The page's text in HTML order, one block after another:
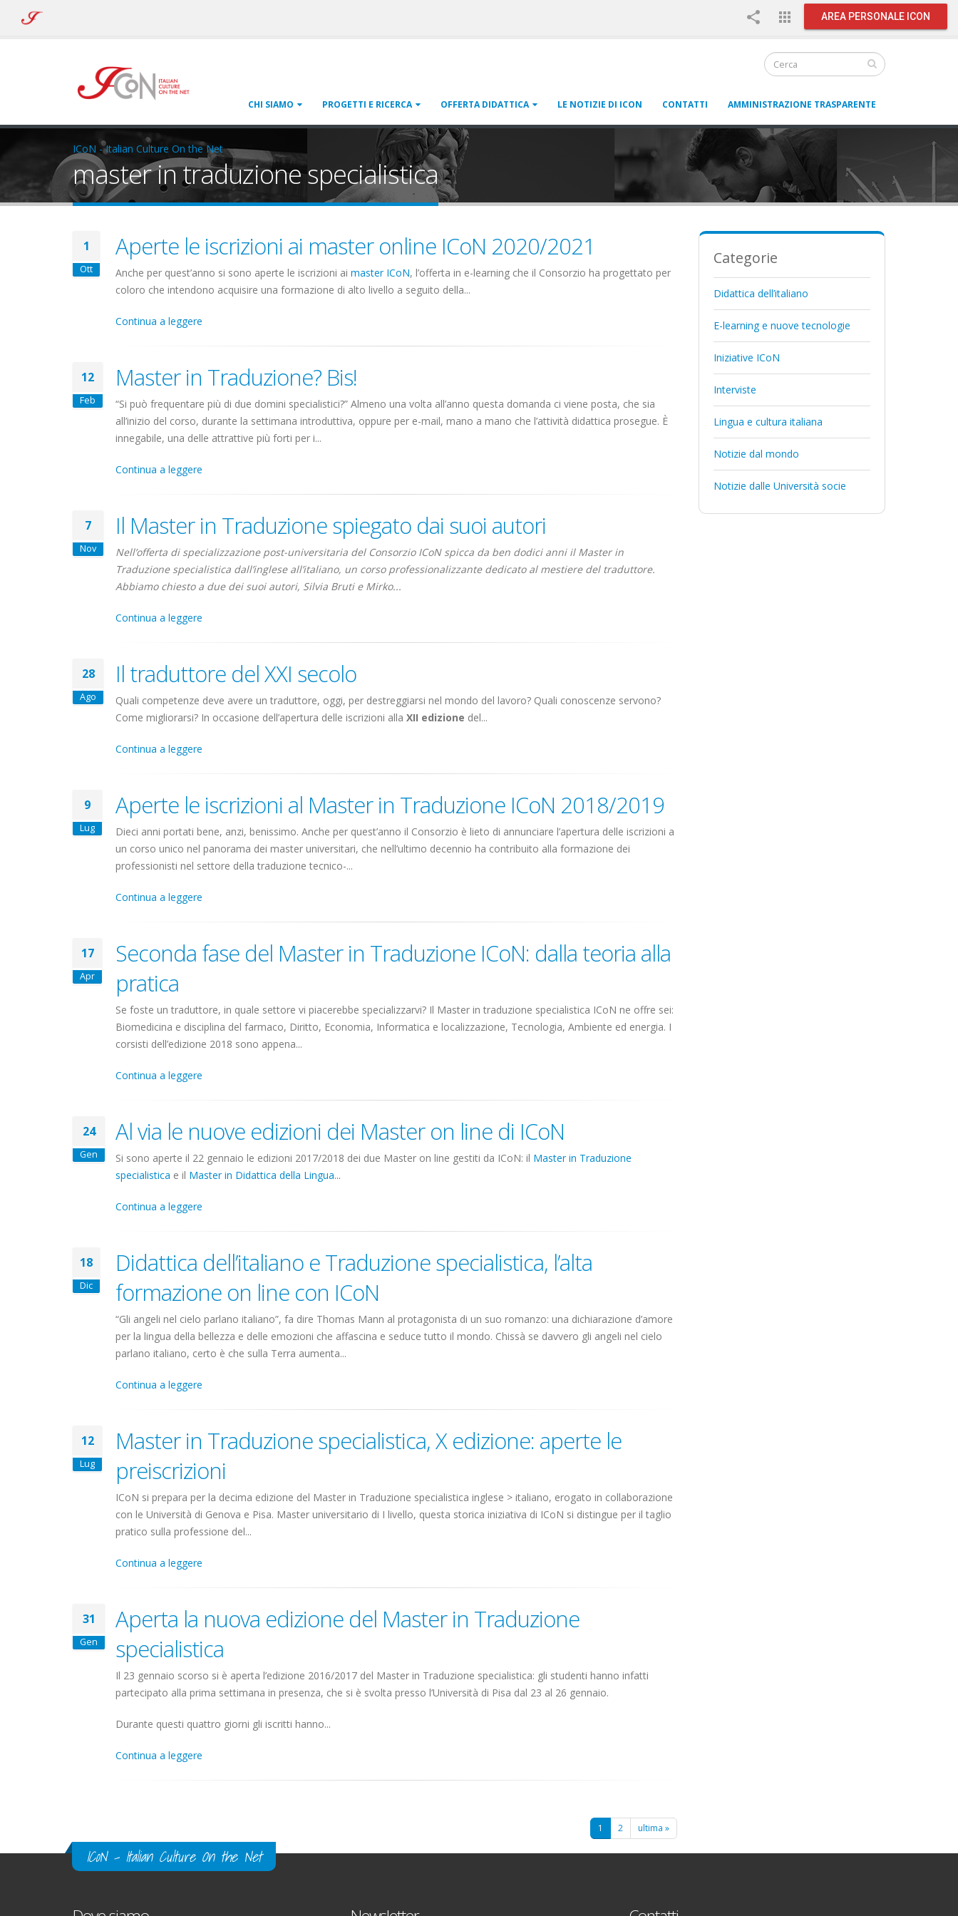
ICoN
share apps AREA PERSONALE ICON
CHI SIAMO PROGETTI E RICERCA OFFERTA DIDATTICA LE NOTIZIE DI ICON CONTATTI AMMINISTRAZIONE TRASPARENTE
ICoN - Italian Culture On the Net
master in traduzione specialistica
1
Ott
Aperte le iscrizioni ai master online ICoN 2020/2021
Anche per quest’anno si sono aperte le iscrizioni ai master ICoN, l’offerta in e-learning che il Consorzio ha progettato per
coloro che intendono acquisire una formazione di alto livello a seguito della...
Continua a leggere
12
Feb
Master in Traduzione? Bis!
“Si può frequentare più di due domini specialistici?” Almeno una volta all’anno questa domanda ci viene posta, che sia
all’inizio del corso, durante la settimana introduttiva, oppure per e-mail, mano a mano che l’attività didattica prosegue. È
innegabile, una delle attrattive più forti per i...
Continua a leggere
7
Nov
Il Master in Traduzione spiegato dai suoi autori
Nell’offerta di specializzazione post-universitaria del Consorzio ICoN spicca da ben dodici anni il Master in
Traduzione specialistica dall’inglese all’italiano, un corso professionalizzante dedicato al mestiere del traduttore.
Abbiamo chiesto a due dei suoi autori, Silvia Bruti e Mirko...
Continua a leggere
28
Ago
Il traduttore del XXI secolo
Quali competenze deve avere un traduttore, oggi, per destreggiarsi nel mondo del lavoro? Quali conoscenze servono?
Come migliorarsi? In occasione dell’apertura delle iscrizioni alla XII edizione del...
Continua a leggere
9
Lug
Aperte le iscrizioni al Master in Traduzione ICoN 2018/2019
Dieci anni portati bene, anzi, benissimo. Anche per quest’anno il Consorzio è lieto di annunciare l’apertura delle iscrizioni a
un corso unico nel panorama dei master universitari, che nell’ultimo decennio ha contribuito alla formazione dei
professionisti nel settore della traduzione tecnico-...
Continua a leggere
17
Apr
Seconda fase del Master in Traduzione ICoN: dalla teoria alla
pratica
Se foste un traduttore, in quale settore vi piacerebbe specializzarvi? Il Master in traduzione specialistica ICoN ne offre sei:
Biomedicina e disciplina del farmaco, Diritto, Economia, Informatica e localizzazione, Tecnologia, Ambiente ed energia. I
corsisti dell’edizione 2018 sono appena...
Continua a leggere
24
Gen
Al via le nuove edizioni dei Master on line di ICoN
Si sono aperte il 22 gennaio le edizioni 2017/2018 dei due Master on line gestiti da ICoN: il Master in Traduzione
specialistica e il Master in Didattica della Lingua...
Continua a leggere
18
Dic
Didattica dell’italiano e Traduzione specialistica, l’alta
formazione on line con ICoN
“Gli angeli nel cielo parlano italiano”, fa dire Thomas Mann al protagonista di un suo romanzo: una dichiarazione d’amore
per la lingua della bellezza e delle emozioni che affascina e seduce tutto il mondo. Chissà se davvero gli angeli nel cielo
parlano italiano, certo è che sulla Terra aumenta...
Continua a leggere
12
Lug
Master in Traduzione specialistica, X edizione: aperte le
preiscrizioni
ICoN si prepara per la decima edizione del Master in Traduzione specialistica inglese > italiano, erogato in collaborazione
con le Università di Genova e Pisa. Master universitario di I livello, questa storica iniziativa di ICoN si distingue per il taglio
pratico sulla professione del...
Continua a leggere
31
Gen
Aperta la nuova edizione del Master in Traduzione
specialistica
Il 23 gennaio scorso si è aperta l’edizione 2016/2017 del Master in Traduzione specialistica: gli studenti hanno infatti
partecipato alla prima settimana in presenza, che si è svolta presso l’Università di Pisa dal 23 al 26 gennaio.
Durante questi quattro giorni gli iscritti hanno...
Continua a leggere
1 2 ultima »
Categorie
Didattica dell’italiano
E-learning e nuove tecnologie
Iniziative ICoN
Interviste
Lingua e cultura italiana
Notizie dal mondo
Notizie dalle Università socie
ICoN - Italian Culture On the Net